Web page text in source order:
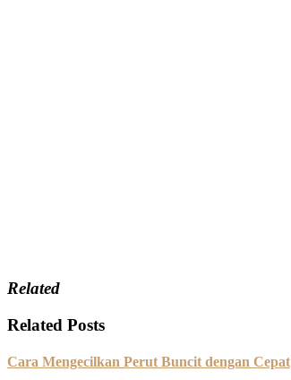
Related
Related Posts
Cara Mengecilkan Perut Buncit dengan Cepat